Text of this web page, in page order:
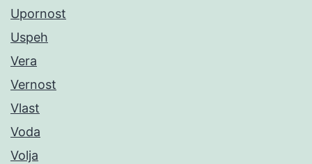
Upornost
Uspeh
Vera
Vernost
Vlast
Voda
Volja